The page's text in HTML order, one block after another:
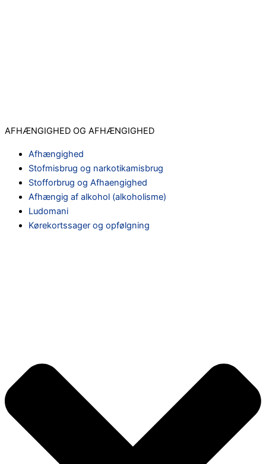
AFHÆNGIGHED OG AFHÆNGIGHED
Afhængighed
Stofmisbrug og narkotikamisbrug
Stofforbrug og Afhaengighed
Afhængig af alkohol (alkoholisme)
Ludomani
Kørekortssager og opfølgning